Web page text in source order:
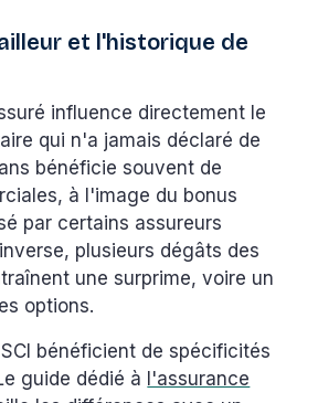
et l'historique de
influence directement le
qui n'a jamais déclaré de
bénéficie souvent de
à l'image du bonus
par certains assureurs
plusieurs dégâts des
une surprime, voire un
options.
bénéficient de spécificités
guide dédié à l'assurance